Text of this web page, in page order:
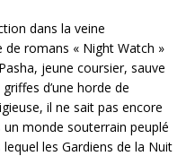
dans la veine
de romans « Night Watch »
jeune coursier, sauve
d’une horde de
il ne sait pas encore
un monde souterrain peuplé
les Gardiens de la Nuit